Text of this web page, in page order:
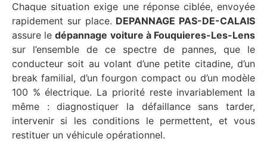
Chaque situation exige une réponse ciblée, envoyée
rapidement sur place. DEPANNAGE PAS-DE-CALAIS
assure ledépannage voiture à Fouquieres-Les-Lens
sur l’ensemble de ce spectre de pannes, que le
conducteur soit au volant d’une petite citadine, d’un
break familial, d’un fourgon compact ou d’un modèle
100 % électrique. La priorité reste invariablement la
même : diagnostiquer la défaillance sans tarder,
intervenir si les conditions le permettent, et vous
restituer un véhicule opérationnel.